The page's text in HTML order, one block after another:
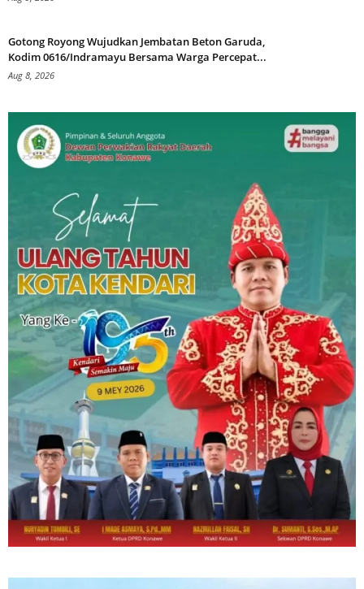
Gotong Royong Wujudkan Jembatan Beton Garuda,
Kodim 0616/Indramayu Bersama Warga Percepat...
Aug 8, 2026